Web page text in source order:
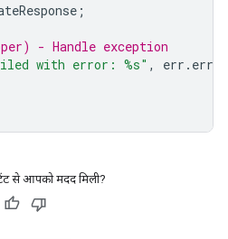
;
- Handle exception
with error: %s" , err . error
से आपको मदद मिली?